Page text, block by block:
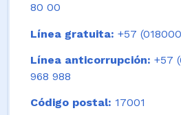
80 00
Línea gratuita: +57
Línea anticorrupción: +57
968 988
Código postal: 17001